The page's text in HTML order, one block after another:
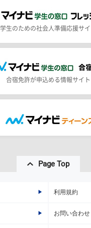
学生のための社会人準備応援サイ
合宿免許が申込める情報サイト
Page Top
利用規約
お問い合わせ